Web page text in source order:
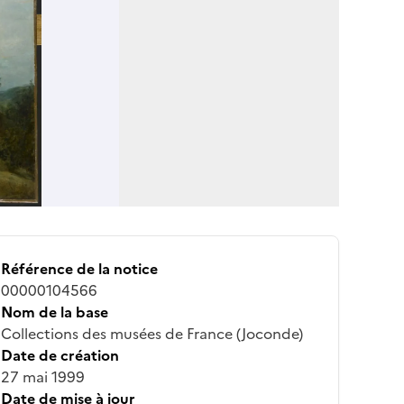
Référence de la notice
00000104566
Nom de la base
Collections des musées de France (Joconde)
Date de création
27 mai 1999
Date de mise à jour